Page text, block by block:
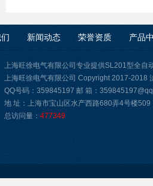
新闻动态 荣誉资质 产品
上海旺徐电气有限公司专业提供SL201型全自
上海旺徐电气有限公司 Copyright 2017-2018
QQ号码：359845197 邮 箱：
地 址：上海市宝山区水产西路680弄4号楼509
总访问量： 477349